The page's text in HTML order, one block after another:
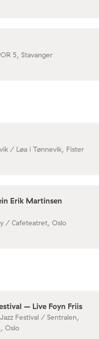
5, Stavanger
/ Løa i Tønnevik, Fister
Erik Martinsen
/ Cafeteatret, Oslo
– Live Foyn Friis
Festival / Sentralen,
Oslo